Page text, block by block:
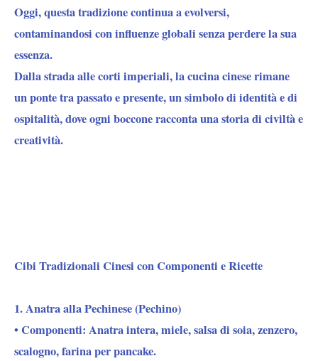
Oggi, questa tradizione continua a evolversi,
contaminandosi con influenze globali senza perdere la sua
essenza.
Dalla strada alle corti imperiali, la cucina cinese rimane
un ponte tra passato e presente, un simbolo di identità e di
ospitalità, dove ogni boccone racconta una storia di civiltà e
creatività.
Cibi Tradizionali Cinesi con Componenti e Ricette
1. Anatra alla Pechinese (Pechino)
• Componenti: Anatra intera, miele, salsa di soia, zenzero,
scalogno, farina per pancake.